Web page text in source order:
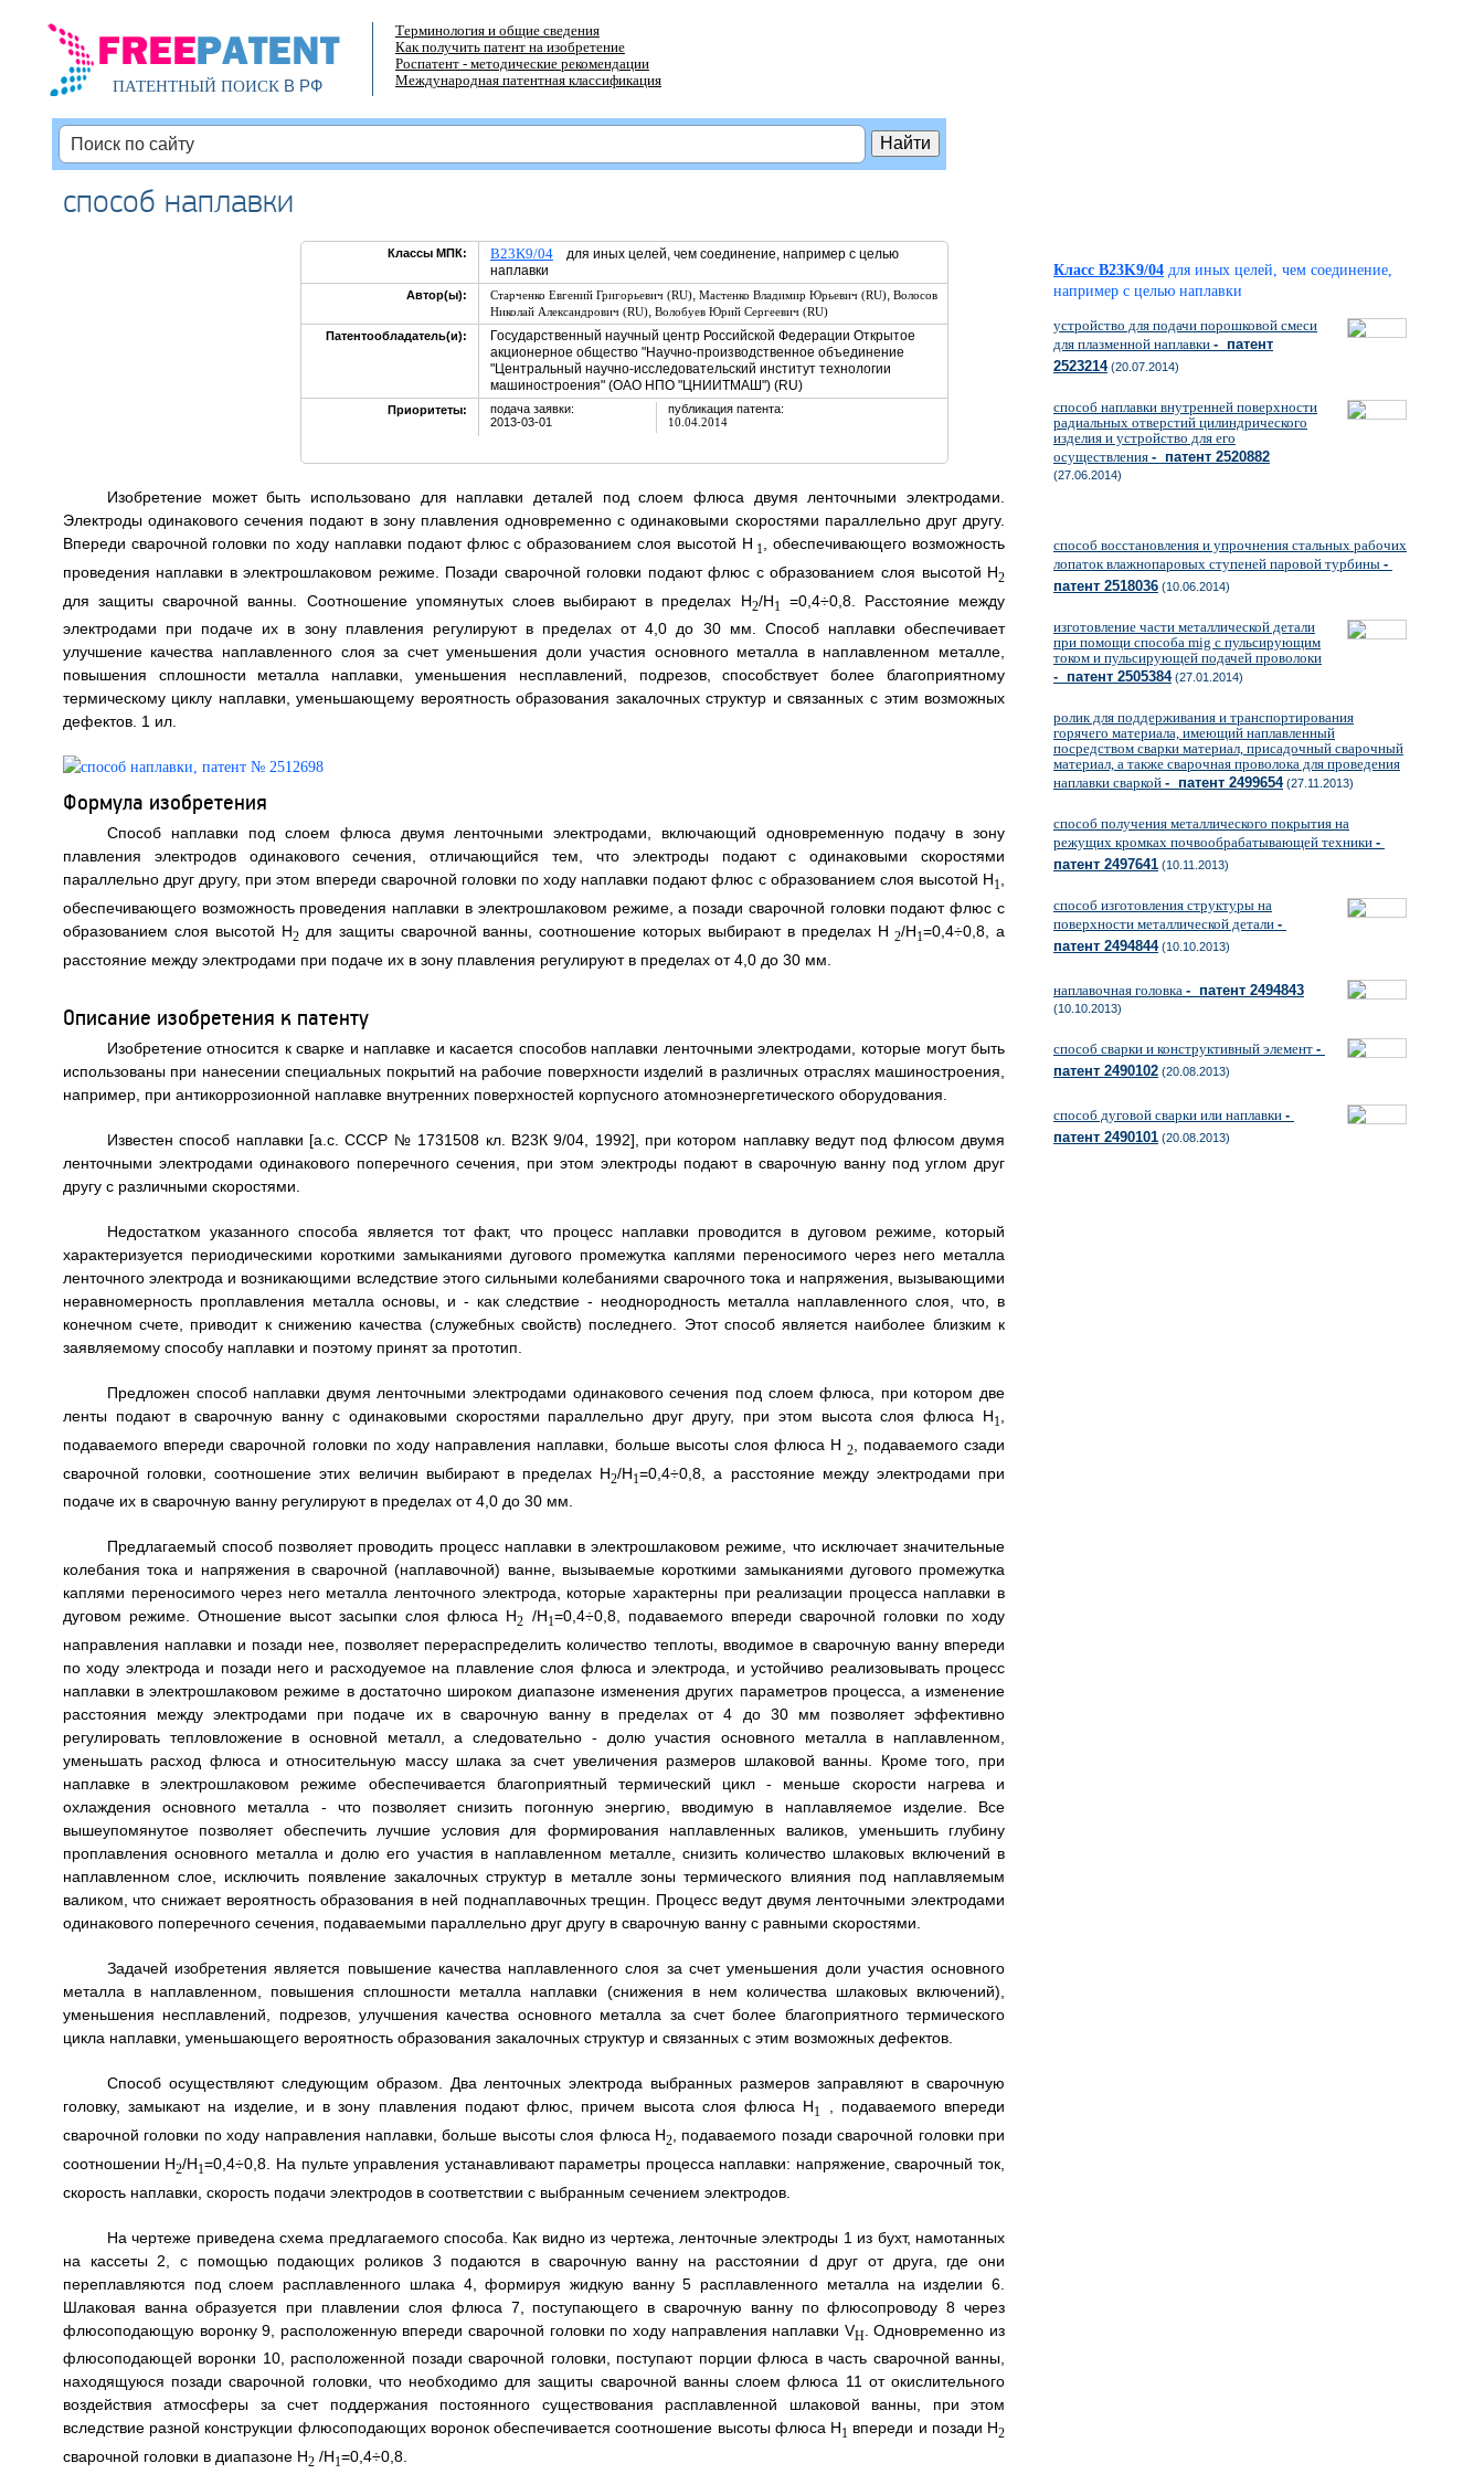
ПАТЕНТНЫЙ ПОИСКВ РФ
Терминология и общие сведения
Как получить патент на изобретение
Роспатент - методические рекомендации
Международная патентная классификация
способ наплавки
Классы МПК: B23K9/04для иных целей, чем соединение, например с целью
наплавки
Автор(ы): Старченко Евгений Григорьевич (RU), Мастенко Владимир Юрьевич (RU), Волосов
Николай Александрович (RU), Волобуев Юрий Сергеевич (RU)
Патентообладатель(и):
Государственный научный центр Российской Федерации Открытое
акционерное общество "Научно-производственное объединение
"Центральный научно-исследовательский институт технологии
машиностроения" (ОАО НПО "ЦНИИТМАШ") (RU)
Приоритеты:
подача заявки:
2013-03-01
публикация патента:
10.04.2014
Изобретение может быть использовано для наплавки деталей под слоем флюса двумя ленточными электродами.
Электроды одинакового сечения подают в зону плавления одновременно с одинаковыми скоростями параллельно друг другу.
Впереди сварочной головки по ходу наплавки подают флюс с образованием слоя высотой H 1
, обеспечивающего возможность
проведения наплавки в электрошлаковом режиме. Позади сварочной головки подают флюс с образованием слоя высотой H2
для защиты сварочной ванны. Соотношение упомянутых слоев выбирают в пределах H2/H1
=0,4÷0,8. Расстояние между
электродами при подаче их в зону плавления регулируют в пределах от 4,0 до 30 мм. Способ наплавки обеспечивает
улучшение качества наплавленного слоя за счет уменьшения доли участия основного металла в наплавленном металле,
повышения сплошности металла наплавки, уменьшения несплавлений, подрезов, способствует более благоприятному
термическому циклу наплавки, уменьшающему вероятность образования закалочных структур и связанных с этим возможных
дефектов. 1 ил.
Формула изобретения
Способ наплавки под слоем флюса двумя ленточными электродами, включающий одновременную подачу в зону
плавления электродов одинакового сечения, отличающийся тем, что электроды подают с одинаковыми скоростями
параллельно друг другу, при этом впереди сварочной головки по ходу наплавки подают флюс с образованием слоя высотой H1,
обеспечивающего возможность проведения наплавки в электрошлаковом режиме, а позади сварочной головки подают флюс с
образованием слоя высотой H2для защиты сварочной ванны, соотношение которых выбирают в пределах H 2/H1=0,4÷0,8, а
расстояние между электродами при подаче их в зону плавления регулируют в пределах от 4,0 до 30 мм.
Описание изобретения к патенту
Изобретение относится к сварке и наплавке и касается способов наплавки ленточными электродами, которые могут быть
использованы при нанесении специальных покрытий на рабочие поверхности изделий в различных отраслях машиностроения,
например, при антикоррозионной наплавке внутренних поверхностей корпусного атомноэнергетического оборудования.
Известен способ наплавки [а.с. СССР № 1731508 кл. В23К 9/04, 1992], при котором наплавку ведут под флюсом двумя
ленточными электродами одинакового поперечного сечения, при этом электроды подают в сварочную ванну под углом друг
другу с различными скоростями.
Недостатком указанного способа является тот факт, что процесс наплавки проводится в дуговом режиме, который
характеризуется периодическими короткими замыканиями дугового промежутка каплями переносимого через него металла
ленточного электрода и возникающими вследствие этого сильными колебаниями сварочного тока и напряжения, вызывающими
неравномерность проплавления металла основы, и - как следствие - неоднородность металла наплавленного слоя, что, в
конечном счете, приводит к снижению качества (служебных свойств) последнего. Этот способ является наиболее близким к
заявляемому способу наплавки и поэтому принят за прототип.
Предложен способ наплавки двумя ленточными электродами одинакового сечения под слоем флюса, при котором две
ленты подают в сварочную ванну с одинаковыми скоростями параллельно друг другу, при этом высота слоя флюса H1
подаваемого впереди сварочной головки по ходу направления наплавки, больше высоты слоя флюса Н 2, подаваемого сзади
сварочной головки, соотношение этих величин выбирают в пределах Н2/H1=0,4÷0,8, а расстояние между электродами при
подаче их в сварочную ванну регулируют в пределах от 4,0 до 30 мм.
Предлагаемый способ позволяет проводить процесс наплавки в электрошлаковом режиме, что исключает значительные
колебания тока и напряжения в сварочной (наплавочной) ванне, вызываемые короткими замыканиями дугового промежутка
каплями переносимого через него металла ленточного электрода, которые характерны при реализации процесса наплавки в
дуговом режиме. Отношение высот засыпки слоя флюса Н2 /H1=0,4÷0,8, подаваемого впереди сварочной головки по ходу
направления наплавки и позади нее, позволяет перераспределить количество теплоты, вводимое в сварочную ванну впереди
по ходу электрода и позади него и расходуемое на плавление слоя флюса и электрода, и устойчиво реализовывать процесс
наплавки в электрошлаковом режиме в достаточно широком диапазоне изменения других параметров процесса, а изменение
расстояния между электродами при подаче их в сварочную ванну в пределах от 4 до 30 мм позволяет эффективно
регулировать тепловложение в основной металл, а следовательно - долю участия основного металла в наплавленном,
уменьшать расход флюса и относительную массу шлака за счет увеличения размеров шлаковой ванны. Кроме того, при
наплавке в электрошлаковом режиме обеспечивается благоприятный термический цикл - меньше скорости нагрева и
охлаждения основного металла - что позволяет снизить погонную энергию, вводимую в наплавляемое изделие. Все
вышеупомянутое позволяет обеспечить лучшие условия для формирования наплавленных валиков, уменьшить глубину
проплавления основного металла и долю его участия в наплавленном металле, снизить количество шлаковых включений в
наплавленном слое, исключить появление закалочных структур в металле зоны термического влияния под наплавляемым
валиком, что снижает вероятность образования в ней поднаплавочных трещин. Процесс ведут двумя ленточными электродами
одинакового поперечного сечения, подаваемыми параллельно друг другу в сварочную ванну с равными скоростями.
Задачей изобретения является повышение качества наплавленного слоя за счет уменьшения доли участия основного
металла в наплавленном, повышения сплошности металла наплавки (снижения в нем количества шлаковых включений),
уменьшения несплавлений, подрезов, улучшения качества основного металла за счет более благоприятного термического
цикла наплавки, уменьшающего вероятность образования закалочных структур и связанных с этим возможных дефектов.
Способ осуществляют следующим образом. Два ленточных электрода выбранных размеров заправляют в сварочную
головку, замыкают на изделие, и в зону плавления подают флюс, причем высота слоя флюса H1
, подаваемого впереди
сварочной головки по ходу направления наплавки, больше высоты слоя флюса Н2, подаваемого позади сварочной головки при
соотношении H2/H1=0,4÷0,8. На пульте управления устанавливают параметры процесса наплавки: напряжение, сварочный ток,
скорость наплавки, скорость подачи электродов в соответствии с выбранным сечением электродов.
На чертеже приведена схема предлагаемого способа. Как видно из чертежа, ленточные электроды 1 из бухт, намотанных
на кассеты 2, с помощью подающих роликов 3 подаются в сварочную ванну на расстоянии d друг от друга, где они
переплавляются под слоем расплавленного шлака 4, формируя жидкую ванну 5 расплавленного металла на изделии 6.
Шлаковая ванна образуется при плавлении слоя флюса 7, поступающего в сварочную ванну по флюсопроводу 8 через
флюсоподающую воронку 9, расположенную впереди сварочной головки по ходу направления наплавки VH. Одновременно из
флюсоподающей воронки 10, расположенной позади сварочной головки, поступают порции флюса в часть сварочной ванны,
находящуюся позади сварочной головки, что необходимо для защиты сварочной ванны слоем флюса 11 от окислительного
воздействия атмосферы за счет поддержания постоянного существования расплавленной шлаковой ванны, при этом
вследствие разной конструкции флюсоподающих воронок обеспечивается соотношение высоты флюса H1 впереди и позади Н2
сварочной головки в диапазоне Н2/H1=0,4÷0,8.
Класс B23K9/04 для иных целей, чем соединение,
например с целью наплавки
устройство для подачи порошковой смеси
для плазменной наплавки - патент
2523214(20.07.2014)
способ наплавки внутренней поверхности
радиальных отверстий цилиндрического
изделия и устройство для его
осуществления - патент 2520882
(27.06.2014)
способ восстановления и упрочнения стальных рабочих
лопаток влажнопаровых ступеней паровой турбины -
патент 2518036 (10.06.2014)
изготовление части металлической детали
при помощи способа mig с пульсирующим
током и пульсирующей подачей проволоки
- патент 2505384(27.01.2014)
ролик для поддерживания и транспортирования
горячего материала, имеющий наплавленный
посредством сварки материал, присадочный сварочный
материал, а также сварочная проволока для проведения
наплавки сваркой - патент 2499654(27.11.2013)
способ получения металлического покрытия на
режущих кромках почвообрабатывающей техники -
патент 2497641 (10.11.2013)
способ изготовления структуры на
поверхности металлической детали -
патент 2494844(10.10.2013)
наплавочная головка - патент 2494843
(10.10.2013)
способ сварки и конструктивный элемент -
патент 2490102 (20.08.2013)
способ дуговой сварки или наплавки -
патент 2490101 (20.08.2013)